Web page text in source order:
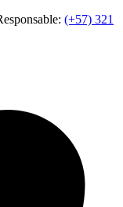
(+57) 321